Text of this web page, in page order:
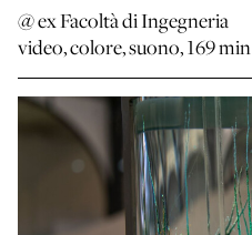
@ ex Facoltà di Ingegneria
video, colore, suono, 169 min